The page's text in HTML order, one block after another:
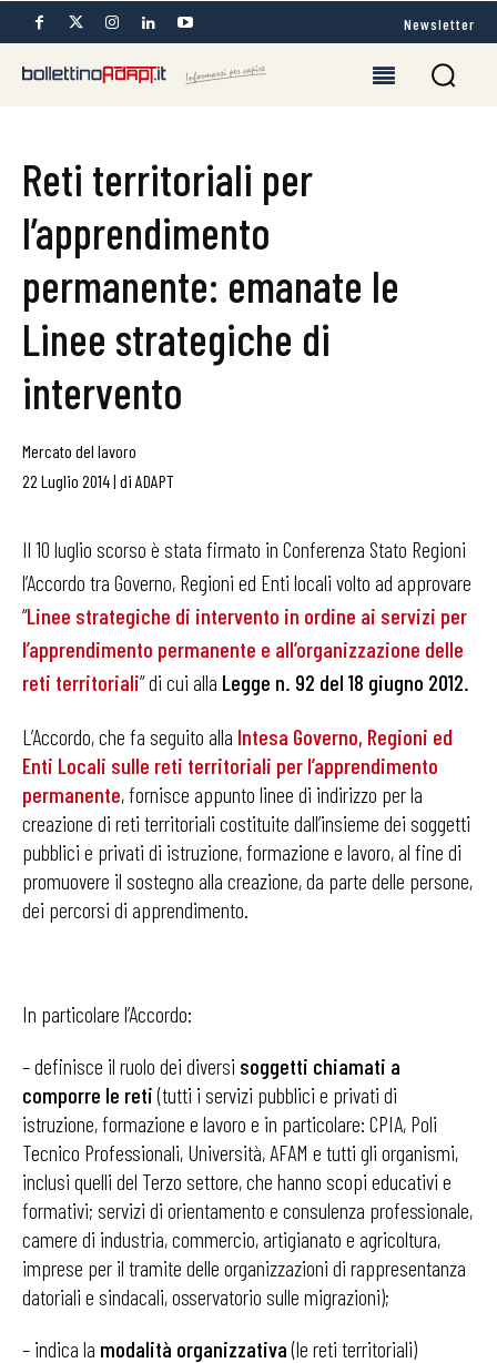
Newsletter
Reti territoriali per
l’apprendimento
permanente: emanate le
Linee strategiche di
intervento
Mercato del lavoro
22 Luglio 2014| di ADAPT
Il 10 luglio scorso è stata firmato in Conferenza Stato Regioni
l’Accordo tra Governo, Regioni ed Enti locali volto ad approvare
“Linee strategiche di intervento in ordine ai servizi per
l’apprendimento permanente e all’organizzazione delle
reti territoriali” di cui alla Legge n. 92 del 18 giugno 2012.
L’Accordo, che fa seguito alla Intesa Governo, Regioni ed
Enti Locali sulle reti territoriali per l’apprendimento
permanente, fornisce appunto linee di indirizzo per la
creazione di reti territoriali costituite dall’insieme dei soggetti
pubblici e privati di istruzione, formazione e lavoro, al fine di
promuovere il sostegno alla creazione, da parte delle persone,
dei percorsi di apprendimento.
In particolare l’Accordo:
– definisce il ruolo dei diversi soggetti chiamati a
comporre le reti(tutti i servizi pubblici e privati di
istruzione, formazione e lavoro e in particolare: CPIA, Poli
Tecnico Professionali, Università, AFAM e tutti gli organismi,
inclusi quelli del Terzo settore, che hanno scopi educativi e
formativi; servizi di orientamento e consulenza professionale,
camere di industria, commercio, artigianato e agricoltura,
imprese per il tramite delle organizzazioni di rappresentanza
datoriali e sindacali, osservatorio sulle migrazioni);
– indica la modalità organizzativa(le reti territoriali)